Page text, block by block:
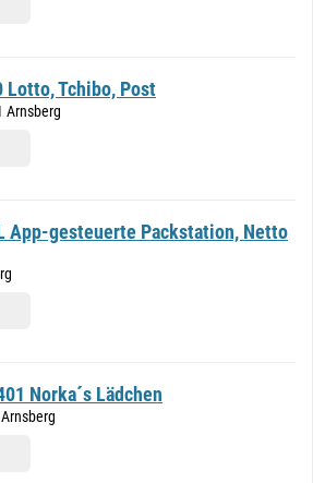
Lotto, Tchibo, Post
Arnsberg
App-gesteuerte Packstation, Netto
Norka´s Lädchen